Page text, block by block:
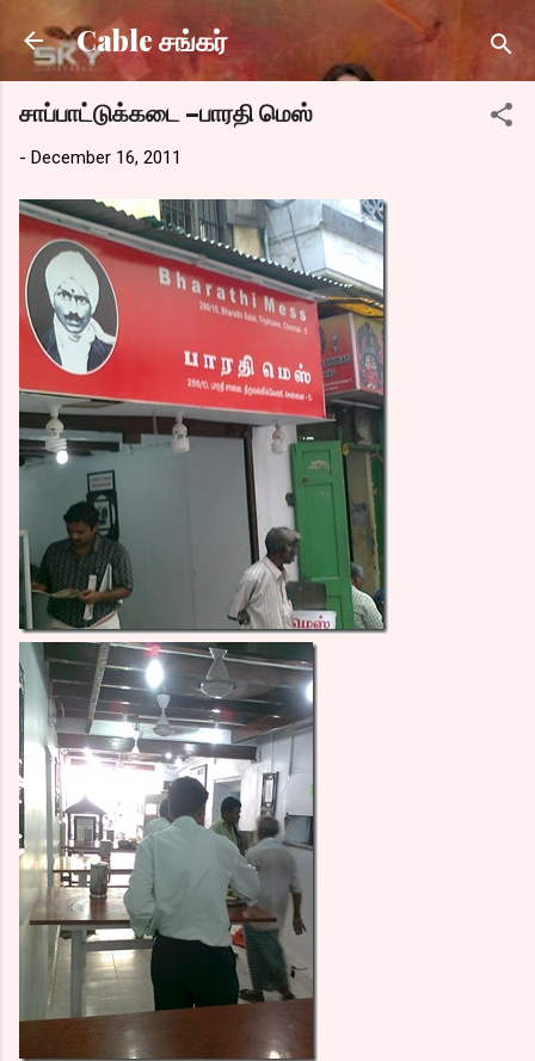
Skip to main content
Cable சங்கர்
சாப்பாட்டுக்கடை –பாரதி மெஸ்
- December 16, 2011